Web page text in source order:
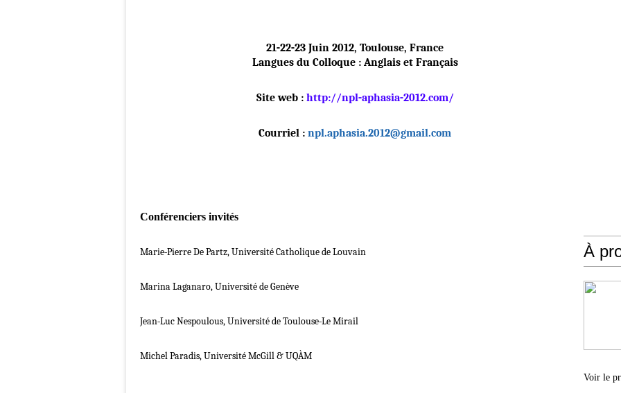
21‐22‐23 Juin 2012, Toulouse, France
Langues du Colloque : Anglais et Français
Site web : http://npl‐aphasia‐2012.com/
Courriel : npl.aphasia.2012@gmail.com
Conférenciers invités
Marie‐Pierre De Partz, Université Catholique de Louvain
Marina Laganaro, Université de Genève
Jean‐Luc Nespoulous, Université de Toulouse‐Le Mirail
Michel Paradis, Université McGill & UQÀM
À
Voir le